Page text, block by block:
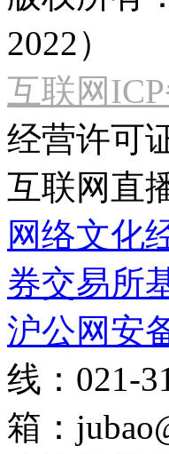
2022）
互联网
经营许可
互联网直
网络文化
券交易所
沪公网安
线：021-
箱：